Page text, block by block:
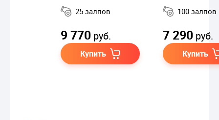
25 залпов
9 770 руб.
Купить
100 залпов
7 290 руб.
Купить